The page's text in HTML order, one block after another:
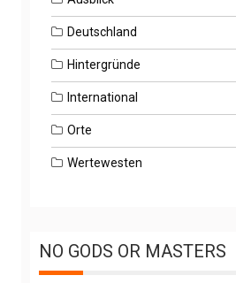
Deutschland
Hintergründe
International
Orte
Wertewesten
NO GODS OR MASTERS